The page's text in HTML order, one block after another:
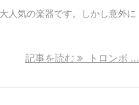
人気の楽器です。しかし意外に
記事を読む
トロンボ ...